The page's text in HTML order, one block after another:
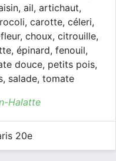
ail, artichaut,
carotte, céleri,
choux, citrouille,
épinard, fenouil,
douce, petits pois,
salade, tomate
Halatte
20e